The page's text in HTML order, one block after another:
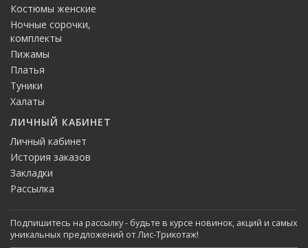
Костюмы женские
Ночные сорочки,
комплекты
Пижамы
Платья
Туники
Халаты
ЛИЧНЫЙ КАБИНЕТ
Личный кабинет
История заказов
Закладки
Рассылка
Подпишитесь на рассылку - будьте в курсе новинок, акций и самых
уникальных предложений от Лис-Трикотаж!